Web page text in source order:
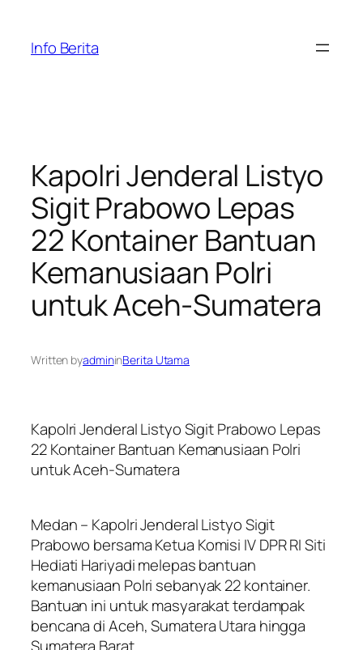
content
Info Berita
Kapolri Jenderal Listyo
Sigit Prabowo Lepas
22 Kontainer Bantuan
Kemanusiaan Polri
untuk Aceh-Sumatera
Written byadmininBerita Utama
Kapolri Jenderal Listyo Sigit Prabowo Lepas
22 Kontainer Bantuan Kemanusiaan Polri
untuk Aceh-Sumatera
Medan – Kapolri Jenderal Listyo Sigit
Prabowo bersama Ketua Komisi IV DPR RI Siti
Hediati Hariyadi melepas bantuan
kemanusiaan Polri sebanyak 22 kontainer.
Bantuan ini untuk masyarakat terdampak
bencana di Aceh, Sumatera Utara hingga